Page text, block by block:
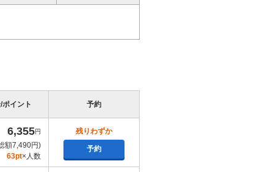
ポイント 予約
6,355円
額7,490円)
63pt×人数
残りわずか
予約